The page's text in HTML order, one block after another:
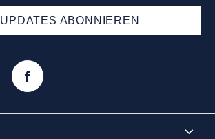
UPDATES ABONNIEREN